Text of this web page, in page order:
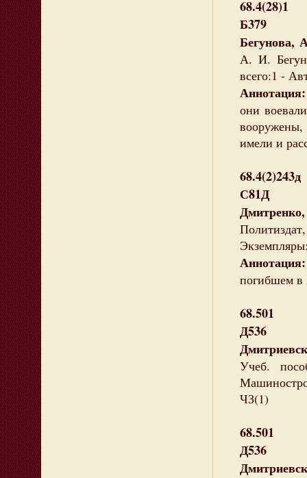
68.4(28)1
Б379
Бегунова,
А. И.
всего:1 -
Аннотация:
они
имели и
68.4(2)243д
С81Д
Аннотация:
погибшем в
68.501
Д536
Учеб.
ЧЗ(1)
68.501
Д536